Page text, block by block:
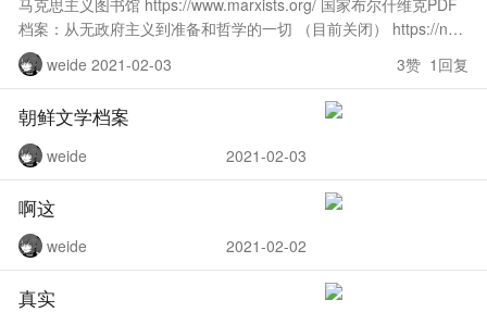
马克思主义图书馆 https://www.marxists.org/ 国家布尔什维克PDF
档案：从无政府主义到准备和哲学的一切 （目前关闭） https://naz
bol.net/library/au
weide 2021-02-03 3赞 1回复
朝鲜文学档案
weide 2021-02-03
啊这
weide 2021-02-02
真实